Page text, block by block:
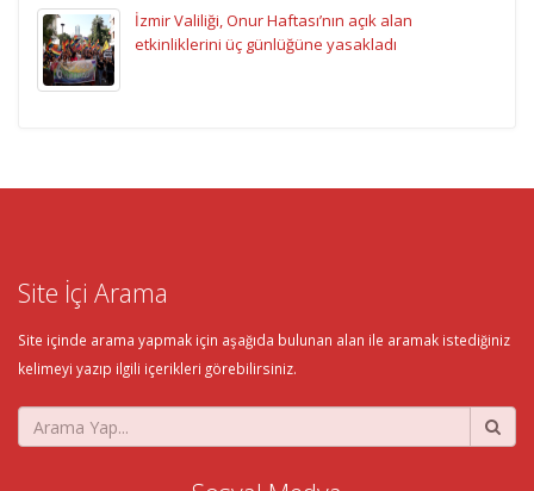
İzmir Valiliği, Onur Haftası’nın açık alan
etkinliklerini üç günlüğüne yasakladı
Site İçi Arama
Site içinde arama yapmak için aşağıda bulunan alan ile aramak istediğiniz
kelimeyi yazıp ilgili içerikleri görebilirsiniz.